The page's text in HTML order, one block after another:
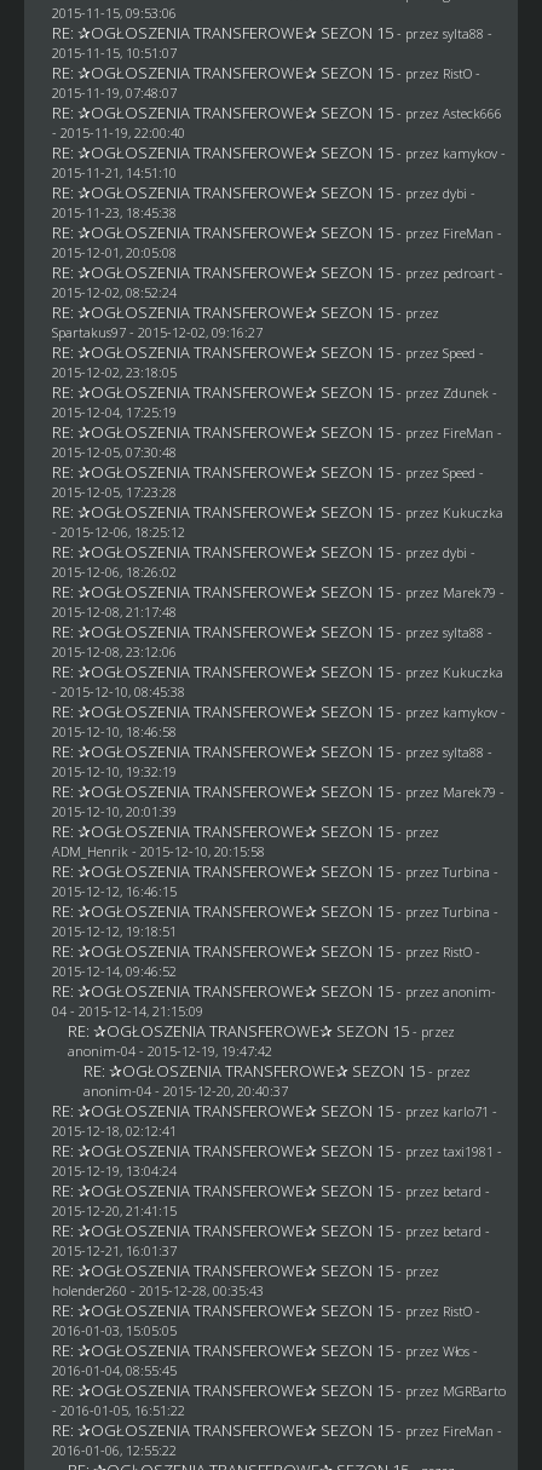
2015-11-15, 09:53:06
RE: ✰OGŁOSZENIA TRANSFEROWE✰ SEZON 15 - przez sylta88 -
2015-11-15, 10:51:07
RE: ✰OGŁOSZENIA TRANSFEROWE✰ SEZON 15 - przez RistO-
2015-11-19, 07:48:07
RE: ✰OGŁOSZENIA TRANSFEROWE✰ SEZON 15 - przez Asteck666
- 2015-11-19, 22:00:40
RE: ✰OGŁOSZENIA TRANSFEROWE✰ SEZON 15 - przez kamykov-
2015-11-21, 14:51:10
RE: ✰OGŁOSZENIA TRANSFEROWE✰ SEZON 15 - przez dybi -
2015-11-23, 18:45:38
RE: ✰OGŁOSZENIA TRANSFEROWE✰ SEZON 15 - przez FireMan -
2015-12-01, 20:05:08
RE: ✰OGŁOSZENIA TRANSFEROWE✰ SEZON 15 - przez pedroart-
2015-12-02, 08:52:24
RE: ✰OGŁOSZENIA TRANSFEROWE✰ SEZON 15 - przez
Spartakus97- 2015-12-02, 09:16:27
RE: ✰OGŁOSZENIA TRANSFEROWE✰ SEZON 15 - przez Speed -
2015-12-02, 23:18:05
RE: ✰OGŁOSZENIA TRANSFEROWE✰ SEZON 15 - przez Zdunek -
2015-12-04, 17:25:19
RE: ✰OGŁOSZENIA TRANSFEROWE✰ SEZON 15 - przez FireMan -
2015-12-05, 07:30:48
RE: ✰OGŁOSZENIA TRANSFEROWE✰ SEZON 15 - przez Speed -
2015-12-05, 17:23:28
RE: ✰OGŁOSZENIA TRANSFEROWE✰ SEZON 15 - przez Kukuczka
- 2015-12-06, 18:25:12
RE: ✰OGŁOSZENIA TRANSFEROWE✰ SEZON 15 - przez dybi -
2015-12-06, 18:26:02
RE: ✰OGŁOSZENIA TRANSFEROWE✰ SEZON 15 - przez Marek79 -
2015-12-08, 21:17:48
RE: ✰OGŁOSZENIA TRANSFEROWE✰ SEZON 15 - przez sylta88 -
2015-12-08, 23:12:06
RE: ✰OGŁOSZENIA TRANSFEROWE✰ SEZON 15 - przez Kukuczka
- 2015-12-10, 08:45:38
RE: ✰OGŁOSZENIA TRANSFEROWE✰ SEZON 15 - przez kamykov-
2015-12-10, 18:46:58
RE: ✰OGŁOSZENIA TRANSFEROWE✰ SEZON 15 - przez sylta88 -
2015-12-10, 19:32:19
RE: ✰OGŁOSZENIA TRANSFEROWE✰ SEZON 15 - przez Marek79 -
2015-12-10, 20:01:39
RE: ✰OGŁOSZENIA TRANSFEROWE✰ SEZON 15 - przez
ADM_Henrik - 2015-12-10, 20:15:58
RE: ✰OGŁOSZENIA TRANSFEROWE✰ SEZON 15 - przez Turbina -
2015-12-12, 16:46:15
RE: ✰OGŁOSZENIA TRANSFEROWE✰ SEZON 15 - przez Turbina -
2015-12-12, 19:18:51
RE: ✰OGŁOSZENIA TRANSFEROWE✰ SEZON 15 - przez RistO-
2015-12-14, 09:46:52
RE: ✰OGŁOSZENIA TRANSFEROWE✰ SEZON 15 - przez anonim-
04- 2015-12-14, 21:15:09
RE: ✰OGŁOSZENIA TRANSFEROWE✰ SEZON 15 - przez
anonim-04- 2015-12-19, 19:47:42
RE: ✰OGŁOSZENIA TRANSFEROWE✰ SEZON 15 - przez
anonim-04- 2015-12-20, 20:40:37
RE: ✰OGŁOSZENIA TRANSFEROWE✰ SEZON 15 - przez karlo71 -
2015-12-18, 02:12:41
RE: ✰OGŁOSZENIA TRANSFEROWE✰ SEZON 15 - przez taxi1981 -
2015-12-19, 13:04:24
RE: ✰OGŁOSZENIA TRANSFEROWE✰ SEZON 15 - przez betard -
2015-12-20, 21:41:15
RE: ✰OGŁOSZENIA TRANSFEROWE✰ SEZON 15 - przez betard -
2015-12-21, 16:01:37
RE: ✰OGŁOSZENIA TRANSFEROWE✰ SEZON 15 - przez
holender260 - 2015-12-28, 00:35:43
RE: ✰OGŁOSZENIA TRANSFEROWE✰ SEZON 15 - przez RistO-
2016-01-03, 15:05:05
RE: ✰OGŁOSZENIA TRANSFEROWE✰ SEZON 15 - przez Włos-
2016-01-04, 08:55:45
RE: ✰OGŁOSZENIA TRANSFEROWE✰ SEZON 15 - przez MGRBarto
- 2016-01-05, 16:51:22
RE: ✰OGŁOSZENIA TRANSFEROWE✰ SEZON 15 - przez FireMan -
2016-01-06, 12:55:22